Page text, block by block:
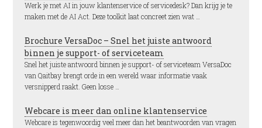
Werk je met AI in jouw klantenservice of servicedesk? Dan krijg je te
maken met de AI Act. Deze toolkit laat concreet zien wat …
Brochure VersaDoc – Snel het juiste antwoord
binnen je support- of serviceteam
Snel het juiste antwoord binnen je support- of serviceteam VersaDoc
van Qaitbay brengt orde in een wereld waar informatie vaak
versnipperd raakt. Geen losse …
Webcare is meer dan online klantenservice
Webcare is tegenwoordig veel meer dan het beantwoorden van vragen